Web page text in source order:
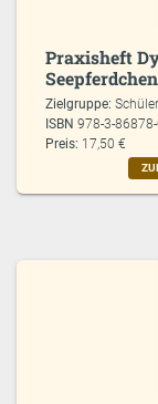
Praxisheft
Seepferdchen
Zielgruppe:
ISBN978-3-
Preis: 17,50 €